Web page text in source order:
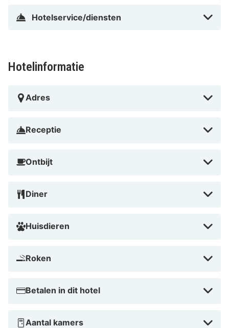
Hotelservice/diensten
Hotelinformatie
Adres
Receptie
Ontbijt
Diner
Huisdieren
Roken
Betalen in dit hotel
Aantal kamers